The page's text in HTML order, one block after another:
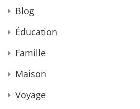
Blog
Éducation
Famille
Maison
Voyage